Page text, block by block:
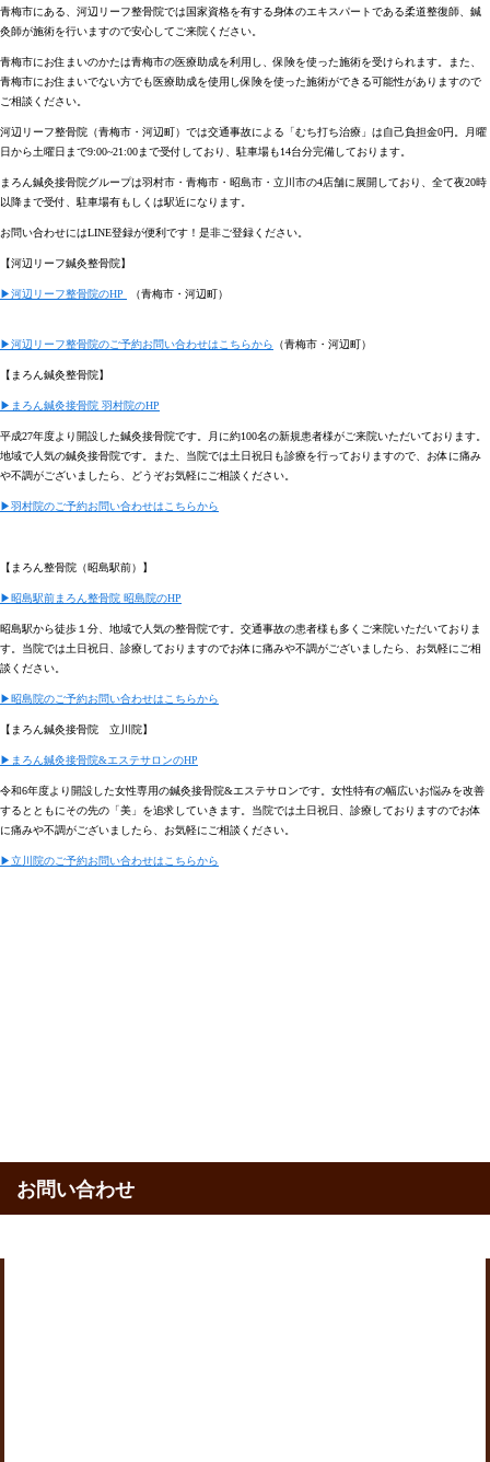
青梅市にある、河辺リーフ整骨院では国家資格を有する身体のエキスパートである柔道整復師、鍼
灸師が施術を行いますので安心してご来院ください。
青梅市にお住まいのかたは青梅市の医療助成を利用し、保険を使った施術を受けられます。また、
青梅市にお住まいでない方でも医療助成を使用し保険を使った施術ができる可能性がありますので
ご相談ください。
河辺リーフ整骨院（青梅市・河辺町）では交通事故による「むち打ち治療」は自己負担金0円。
月曜
日から土曜日まで9:00~21:00まで受付しており、駐車場も14台分完備しております。
まろん鍼灸接骨院グループは羽村市・青梅市・昭島市・立川市の4店舗に展開しており、全て夜20時
以降まで受付、駐車場有もしくは駅近になります。
お問い合わせにはLINE登録が便利です！是非ご登録ください。
【河辺リーフ鍼灸整骨院】
▶︎河辺リーフ整骨院のHP︎ ︎ （青梅市・河辺町）︎ ︎ ︎ ︎ ︎ ︎ ︎ ︎ ︎ ︎
▶︎河辺リーフ整骨院のご予約お問い合わせはこちらから （青梅市・河辺町）
【まろん鍼灸整骨院】 ︎ ︎ ︎ ︎
▶︎まろん鍼灸接骨院 羽村院のHP
平成27年度より開設した鍼灸接骨院です。月に約100名の新規患者様がご来院いただいております。
地域で人気の鍼灸接骨院です。また、当院では土日祝日も診療を行っておりますので、お体に痛み
や不調がございましたら、どうぞお気軽にご相談ください。
▶︎羽村院のご予約お問い合わせはこちらから︎
【まろん整骨院（昭島駅前）】
▶︎昭島駅前まろん整骨院 昭島院のHP︎
昭島駅から徒歩１分、地域で人気の整骨院です。交通事故の患者様も多くご来院いただいておりま
す。当院では土日祝日、診療しておりますのでお体に痛みや不調がございましたら、お気軽にご相
談ください。
▶︎昭島院のご予約お問い合わせはこちらから
【まろん鍼灸接骨院 立川院】
▶︎まろん鍼灸接骨院&エステサロンのHP︎
令和6年度より開設した女性専用の鍼灸接骨院&エステサロンです。女性特有の幅広いお悩みを改善
するとともにその先の「美」を追求していきます。当院では土日祝日、診療しておりますのでお体
に痛みや不調がございましたら、お気軽にご相談ください。
▶︎立川院︎のご予約お問い合わせはこちらから
お問い合わせ